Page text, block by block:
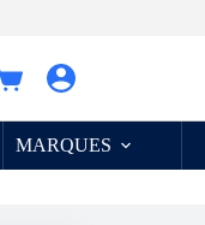
Panier
MARQUES